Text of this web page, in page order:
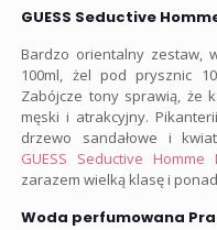
GUESS Seductive
Bardzo orientalny zestaw,
100ml, żel pod prysznic
Zabójcze tony sprawią, że
męski i atrakcyjny.
drzewo sandałowe i
GUESS Seductive Homme
zarazem wielką klasę i
Woda perfumowana